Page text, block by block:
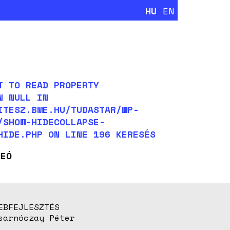
HU EN
TO READ PROPERTY
NULL IN
TUDASTAR/WP-
HIDECOLLAPSE-
ON LINE 196 KERESÉS
Péter